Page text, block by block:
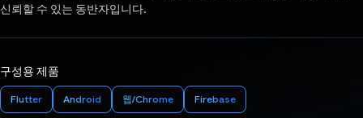
신뢰할 수 있는 동반자입니다.
구성용 제품
Flutter Android 웹/Chrome Firebase